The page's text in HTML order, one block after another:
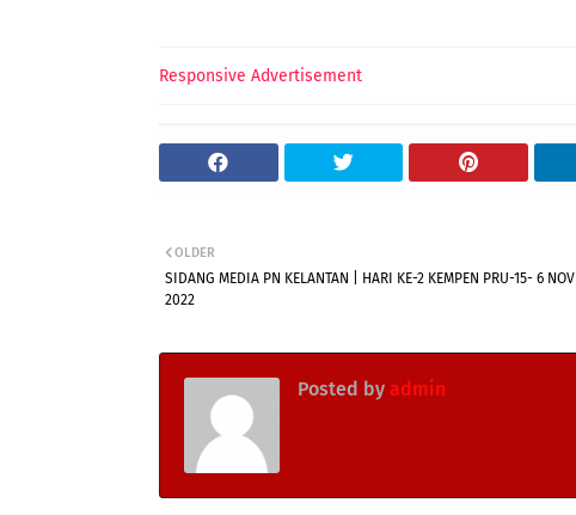
Responsive Advertisement
OLDER
SIDANG MEDIA PN KELANTAN | HARI KE-2 KEMPEN PRU-15- 6 NOV
2022
Posted by admin